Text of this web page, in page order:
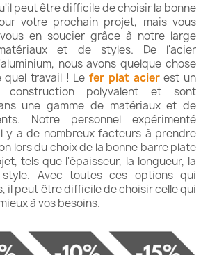
peut être difficile de choisir la bonne
votre prochain projet, mais vous
en soucier grâce à notre large
et de styles. De l'acier
nous avons quelque chose
quel travail ! Lefer plat acierest un
construction polyvalent et sont
une gamme de matériaux et de
Notre personnel expérimenté
y a de nombreux facteurs à prendre
lors du choix de la bonne barre plate
tels que l'épaisseur, la longueur, la
Avec toutes ces options qui
il peut être difficile de choisir celle qui
à vos besoins.